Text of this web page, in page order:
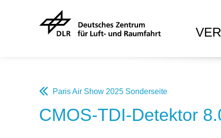
Paris Air Show 2025 Sonderseite
CMOS-TDI-Detektor